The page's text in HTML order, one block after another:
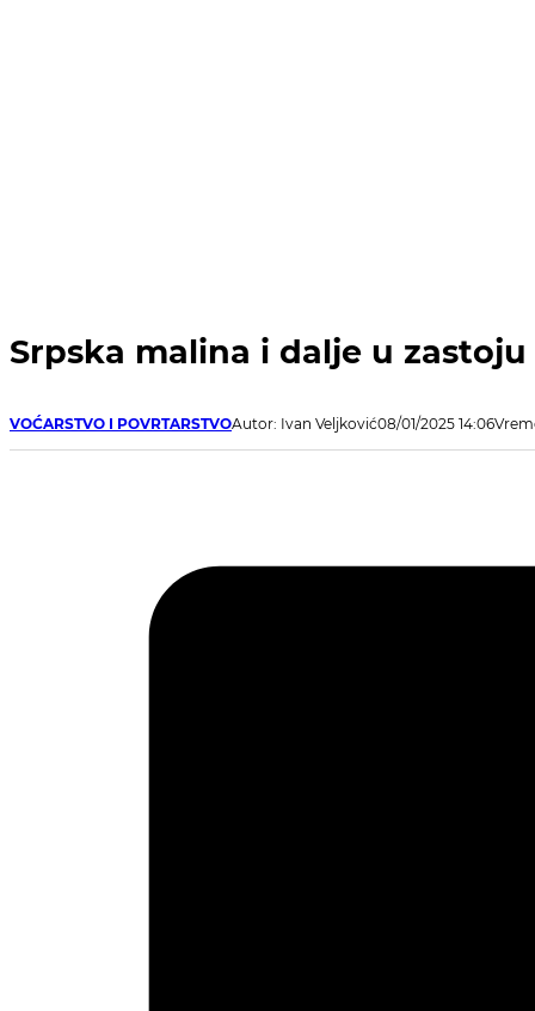
Srpska malina i dalje u zastoju
VOĆARSTVO I POVRTARSTVOAutor: Ivan Veljković08/01/2025 14:06